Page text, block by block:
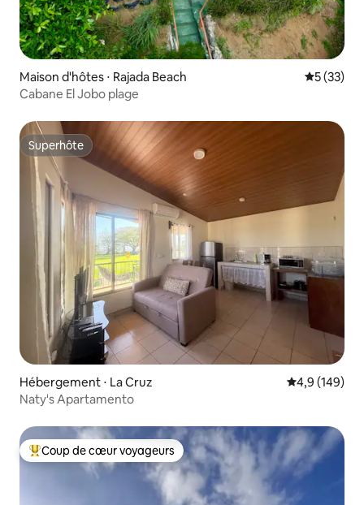
Maison d'hôtes ⋅ Rajada Beach
5 (33)
Cabane El Jobo plage
Superhôte
Superhôte
Hébergement ⋅ La Cruz Évaluation
4,9 (149)
Naty's Apartamento
Coups de cœur voyageurs les plus appréciés
Coup de cœur voyageurs